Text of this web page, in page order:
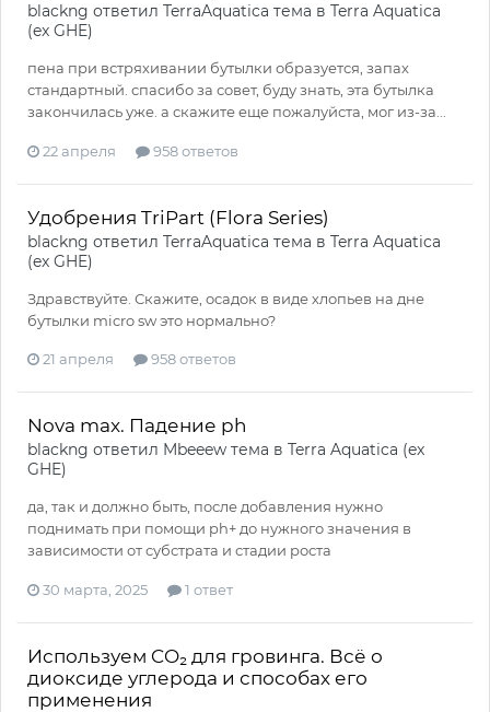
blackng ответил TerraAquatica тема в Terra Aquatica
(ex GHE)
пена при встряхивании бутылки образуется, запах
стандартный. спасибо за совет, буду знать, эта бутылка
закончилась уже. а скажите еще пожалуйста, мог из-за...
22 апреля 958 ответов
Удобрения TriPart (Flora Series)
blackng ответил TerraAquatica тема в Terra Aquatica
(ex GHE)
Здравствуйте. Скажите, осадок в виде хлопьев на дне
бутылки micro sw это нормально?
21 апреля 958 ответов
Nova max. Падение ph
blackng ответил Mbeeew тема в Terra Aquatica (ex
GHE)
да, так и должно быть, после добавления нужно
поднимать при помощи ph+ до нужного значения в
зависимости от субстрата и стадии роста
30 марта, 2025 1 ответ
Используем CO₂ для гровинга. Всё о
диоксиде углерода и способах его
применения